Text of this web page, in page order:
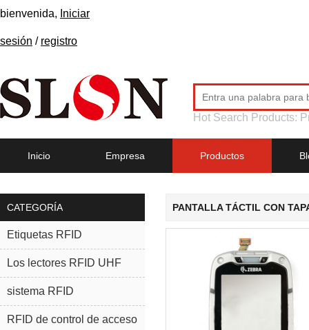
bienvenida, Iniciar
sesión / registro
Hot Search Products:
Inicio Empresa Productos
CATEGORÍA
Etiquetas RFID
Los lectores RFID UHF
sistema RFID
RFID de control de acceso
PANTALLA TÁCTIL CON